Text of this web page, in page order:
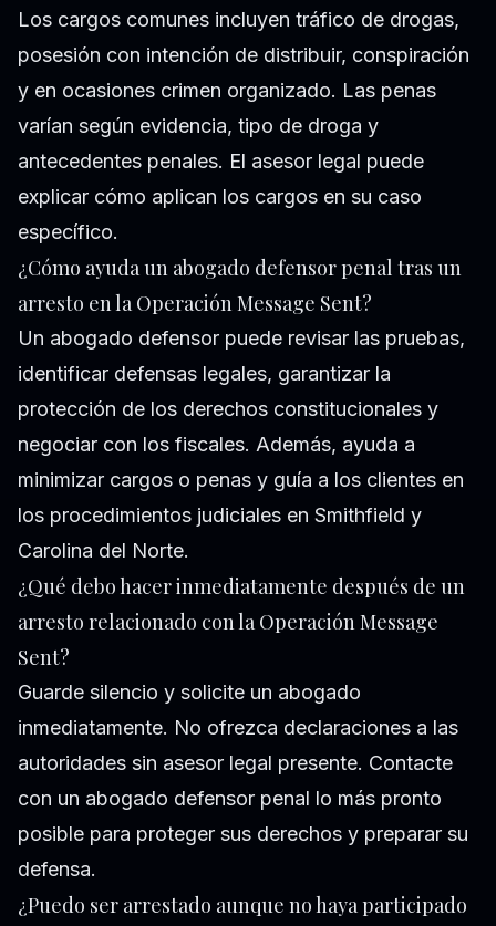
Los cargos comunes incluyen tráfico de drogas,
posesión con intención de distribuir, conspiración
y en ocasiones crimen organizado. Las penas
varían según evidencia, tipo de droga y
antecedentes penales. El asesor legal puede
explicar cómo aplican los cargos en su caso
específico.
¿Cómo ayuda un abogado defensor penal tras un
arresto en la Operación Message Sent?
Un abogado defensor puede revisar las pruebas,
identificar defensas legales, garantizar la
protección de los derechos constitucionales y
negociar con los fiscales. Además, ayuda a
minimizar cargos o penas y guía a los clientes en
los procedimientos judiciales en Smithfield y
Carolina del Norte.
¿Qué debo hacer inmediatamente después de un
arresto relacionado con la Operación Message
Sent?
Guarde silencio y solicite un abogado
inmediatamente. No ofrezca declaraciones a las
autoridades sin asesor legal presente. Contacte
con un abogado defensor penal lo más pronto
posible para proteger sus derechos y preparar su
defensa.
¿Puedo ser arrestado aunque no haya participado